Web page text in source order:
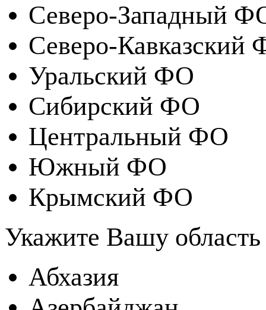
Северо-Западный
Северо-Кавказский
Уральский ФО
Сибирский ФО
Центральный ФО
Южный ФО
Крымский ФО
Укажите Вашу область
Абхазия